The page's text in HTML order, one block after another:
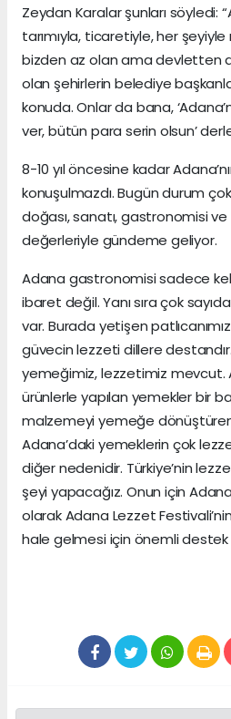
Zeydan Karalar şunları söyledi:
tarımıyla, ticaretiyle, her
bizden az olan ama devletten
olan şehirlerin belediye
konuda. Onlar da bana,
ver, bütün para serin olsun’
8-10 yıl öncesine kadar
konuşulmazdı. Bugün durum
doğası, sanatı, gastronomisi
değerleriyle gündeme geliyor.
Adana gastronomisi sadece
ibaret değil. Yanı sıra çok
var. Burada yetişen
güvecin lezzeti dillere
yemeğimiz, lezzetimiz mevcut.
ürünlerle yapılan yemekler bir
malzemeyi yemeğe
Adana’daki yemeklerin çok
diğer nedenidir. Türkiye’nin
şeyi yapacağız. Onun için
olarak Adana Lezzet
hale gelmesi için önemli destek